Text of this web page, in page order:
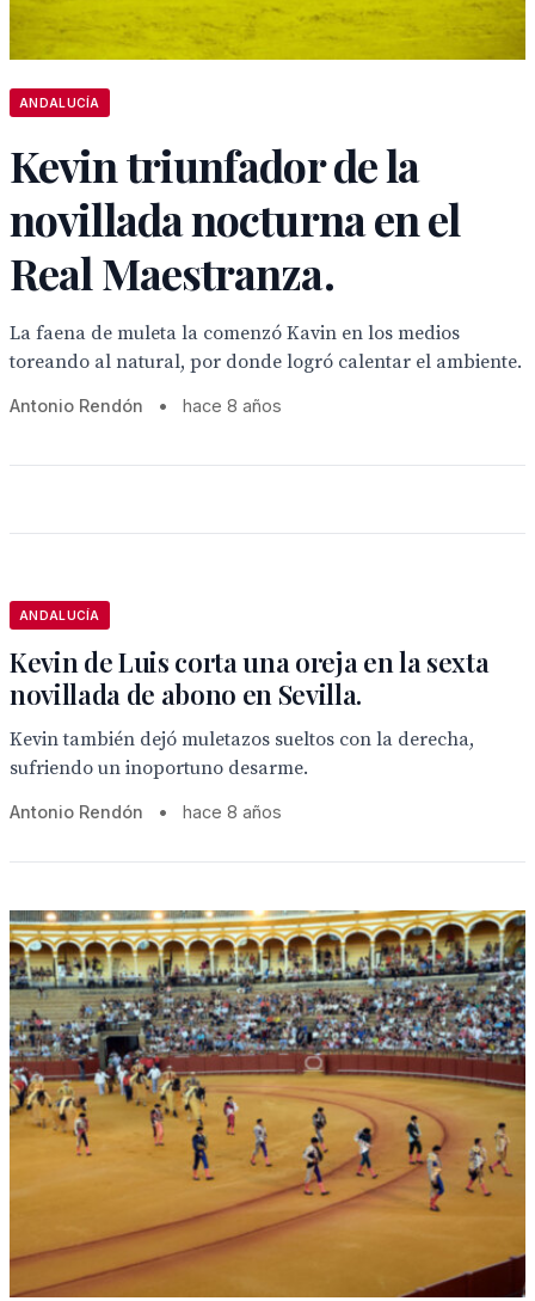
ANDALUCÍA
Kevin triunfador de la
novillada nocturna en el
Real Maestranza.
La faena de muleta la comenzó Kavin en los medios
toreando al natural, por donde logró calentar el ambiente.
Antonio Rendón • hace 8 años
ANDALUCÍA
Kevin de Luis corta una oreja en la sexta
novillada de abono en Sevilla.
Kevin también dejó muletazos sueltos con la derecha,
sufriendo un inoportuno desarme.
Antonio Rendón • hace 8 años